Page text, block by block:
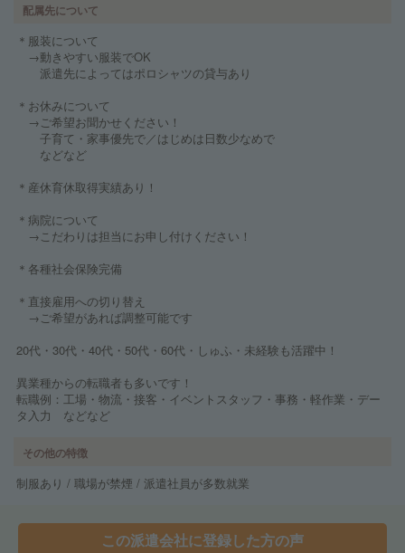
配属先について
＊服装について
→動きやすい服装でOK
派遣先によってはポロシャツの貸与あり
＊お休みについて
→ご希望お聞かせください！
子育て・家事優先で／はじめは日数少なめで
などなど
＊産休育休取得実績あり！
＊病院について
→こだわりは担当にお申し付けください！
＊各種社会保険完備
＊直接雇用への切り替え
→ご希望があれば調整可能です
20代・30代・40代・50代・60代・しゅふ・未経験も活躍中！
異業種からの転職者も多いです！
転職例：工場・物流・接客・イベントスタッフ・事務・軽作業・デー
タ入力 などなど
その他の特徴
制服あり / 職場が禁煙 / 派遣社員が多数就業
この派遣会社に登録した方の声